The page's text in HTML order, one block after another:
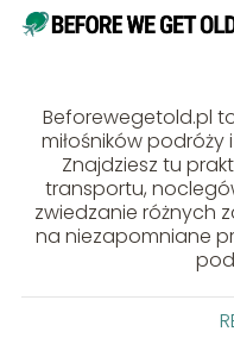
Beforewegetold.pl
miłośników
Znajdziesz tu
transportu,
zwiedzanie różnych
na niezapomniane